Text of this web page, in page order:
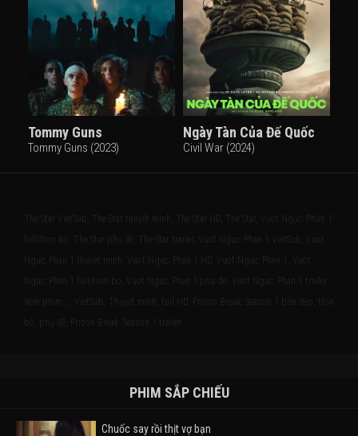
Tommy Guns
Tommy Guns (2023)
Ngày Tàn Của Đế Quốc
Civil War (2024)
The Star VietSub, The Star thuyết minh, The Star HD, The Star, Vượt Ngục: Phần 1
full/trọn bộ, The Star phụ đề, The Star trailer, Vuot Nguc: Phan 1 VietSub, Vuot
Nguc: Phan 1 thuyet minh, Vuot Nguc: Phan 1 HD, Vuot Nguc: Phan 1, Vuot
Nguc: Phan 1 full/tron bo, Vuot Nguc: Phan 1 phu de, Vuot Nguc: Phan 1 trailer
Xem phim , , VietSub, Thuyết minh, full HD, Prison Break: Season 1 bản đẹp, trọn
bộ, phụ đề, Prison Break: Season 1 trailer
PHIM SẮP CHIẾU
Chuốc say rồi thịt vợ bạn